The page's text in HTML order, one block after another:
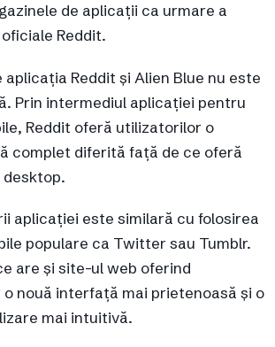
de aplicații ca urmare a
Reddit.
Reddit și Alien Blue nu este
Prin intermediul aplicației pentru
Reddit oferă utilizatorilor o
complet diferită față de ce oferă
aplicației este similară cu folosirea
populare ca Twitter sau Tumblr.
are și site-ul web oferind
nouă interfață mai prietenoasă și o
mai intuitivă.